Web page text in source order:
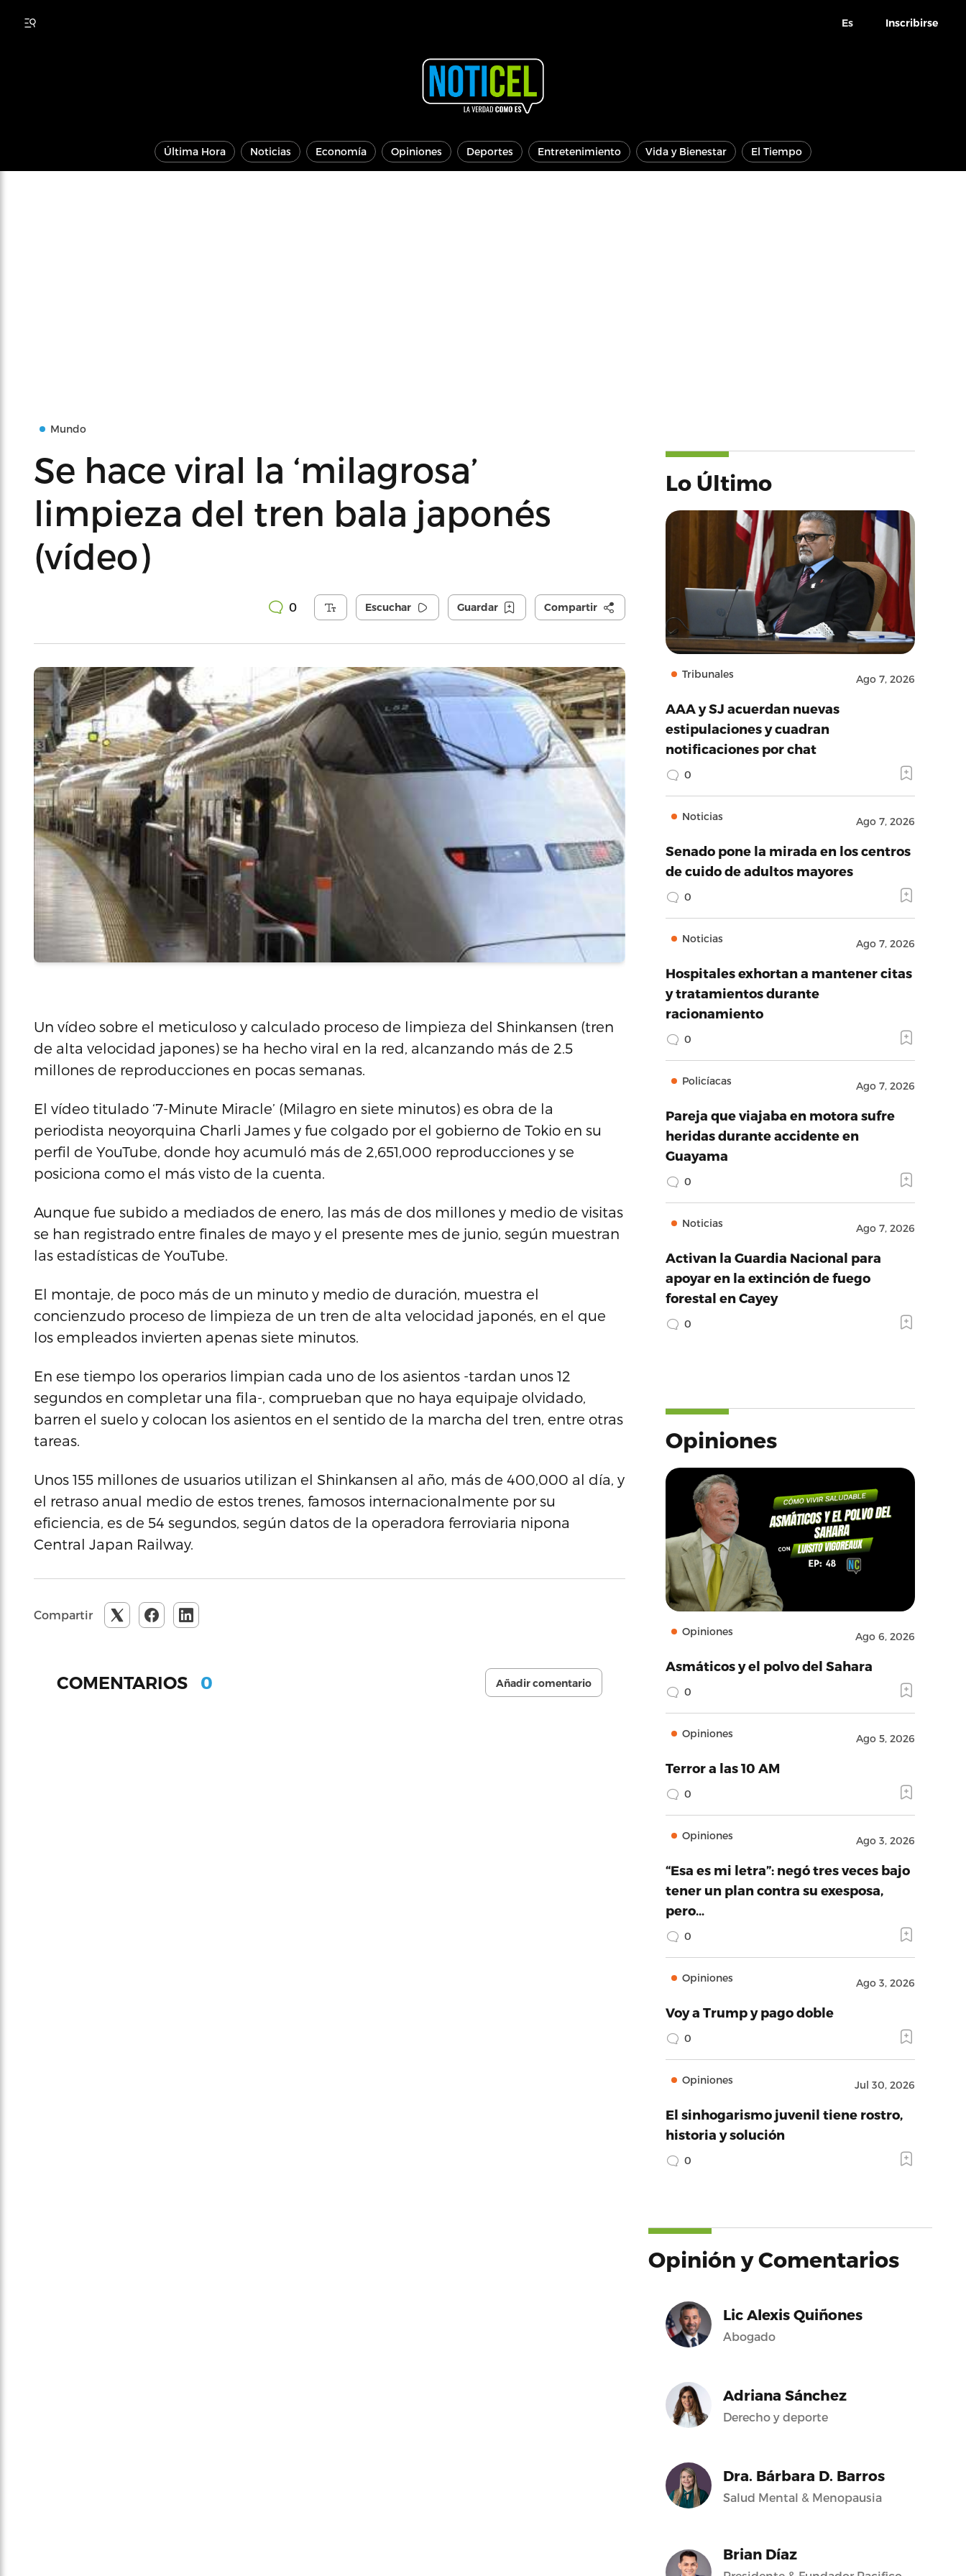
Es Inscribirse
Última Hora Noticias Economía Opiniones Deportes Entretenimiento Vida y Bienestar El Tiempo
Mundo
Se hace viral la ‘milagrosa’
limpieza del tren bala japonés
(vídeo)
0 Escuchar Guardar Compartir
Un vídeo sobre el meticuloso y calculado proceso de limpieza del Shinkansen (tren
de alta velocidad japones) se ha hecho viral en la red, alcanzando más de 2.5
millones de reproducciones en pocas semanas.
El vídeo titulado ‘7-Minute Miracle’ (Milagro en siete minutos) es obra de la
periodista neoyorquina Charli James y fue colgado por el gobierno de Tokio en su
perfil de YouTube, donde hoy acumuló más de 2,651,000 reproducciones y se
posiciona como el más visto de la cuenta.
Aunque fue subido a mediados de enero, las más de dos millones y medio de visitas
se han registrado entre finales de mayo y el presente mes de junio, según muestran
las estadísticas de YouTube.
El montaje, de poco más de un minuto y medio de duración, muestra el
concienzudo proceso de limpieza de un tren de alta velocidad japonés, en el que
los empleados invierten apenas siete minutos.
En ese tiempo los operarios limpian cada uno de los asientos -tardan unos 12
segundos en completar una fila-, comprueban que no haya equipaje olvidado,
barren el suelo y colocan los asientos en el sentido de la marcha del tren, entre otras
tareas.
Unos 155 millones de usuarios utilizan el Shinkansen al año, más de 400,000 al día, y
el retraso anual medio de estos trenes, famosos internacionalmente por su
eficiencia, es de 54 segundos, según datos de la operadora ferroviaria nipona
Central Japan Railway.
Compartir
COMENTARIOS 0 Añadir comentario
Lo Último
Tribunales Ago 7, 2026
AAA y SJ acuerdan nuevas
estipulaciones y cuadran
notificaciones por chat
0
Noticias Ago 7, 2026
Senado pone la mirada en los centros
de cuido de adultos mayores
0
Noticias Ago 7, 2026
Hospitales exhortan a mantener citas
y tratamientos durante
racionamiento
0
Policíacas Ago 7, 2026
Pareja que viajaba en motora sufre
heridas durante accidente en
Guayama
0
Noticias Ago 7, 2026
Activan la Guardia Nacional para
apoyar en la extinción de fuego
forestal en Cayey
0
Opiniones
Opiniones Ago 6, 2026
Asmáticos y el polvo del Sahara
0
Opiniones Ago 5, 2026
Terror a las 10 AM
0
Opiniones Ago 3, 2026
“Esa es mi letra”: negó tres veces bajo
tener un plan contra su exesposa,
pero…
0
Opiniones Ago 3, 2026
Voy a Trump y pago doble
0
Opiniones Jul 30, 2026
El sinhogarismo juvenil tiene rostro,
historia y solución
0
Opinión y Comentarios
Lic Alexis Quiñones
Abogado
Adriana Sánchez
Derecho y deporte
Dra. Bárbara D. Barros
Salud Mental & Menopausia
Brian Díaz